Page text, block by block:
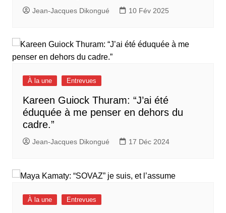
Jean-Jacques Dikongué 10 Fév 2025
À la une Entrevues
Kareen Guiock Thuram: “J’ai été
éduquée à me penser en dehors du
cadre.”
Jean-Jacques Dikongué 17 Déc 2024
À la une Entrevues